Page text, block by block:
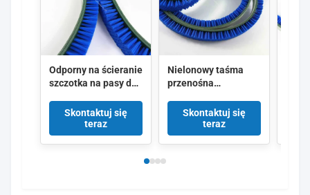
gęstościach
Odporny na ścieranie
szczotka na pasy do
powierzchni
Elastyczna szczotka
do czyszczenia
Skontaktuj się
teraz
Nielonowy taśma
przenośna
odporną na zużycie z
gumową lub PVC
podstawą
Skontaktuj się
teraz